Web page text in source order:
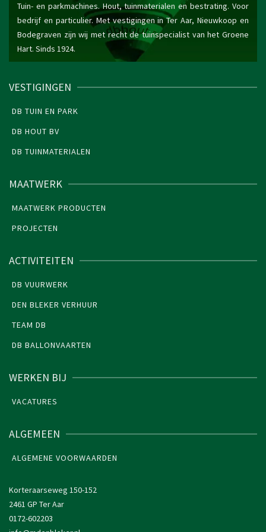
Tuin- en parkmachines. Hout, tuinmaterialen en bestrating. Voor
bedrijf en particulier. Met vestigingen in Ter Aar, Nieuwkoop en
Bodegraven zijn wij met recht de tuinspecialist van het Groene
Hart. Sinds 1924.
VESTIGINGEN
DB TUIN EN PARK
DB HOUT BV
DB TUINMATERIALEN
MAATWERK
MAATWERK PRODUCTEN
PROJECTEN
ACTIVITEITEN
DB VUURWERK
DEN BLEKER VERHUUR
TEAM DB
DB BALLONVAARTEN
WERKEN BIJ
VACATURES
ALGEMEEN
ALGEMENE VOORWAARDEN
Korteraarseweg 150-152
2461 GP Ter Aar
0172-602203